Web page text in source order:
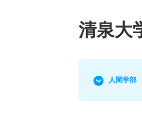
清泉大
人間学部